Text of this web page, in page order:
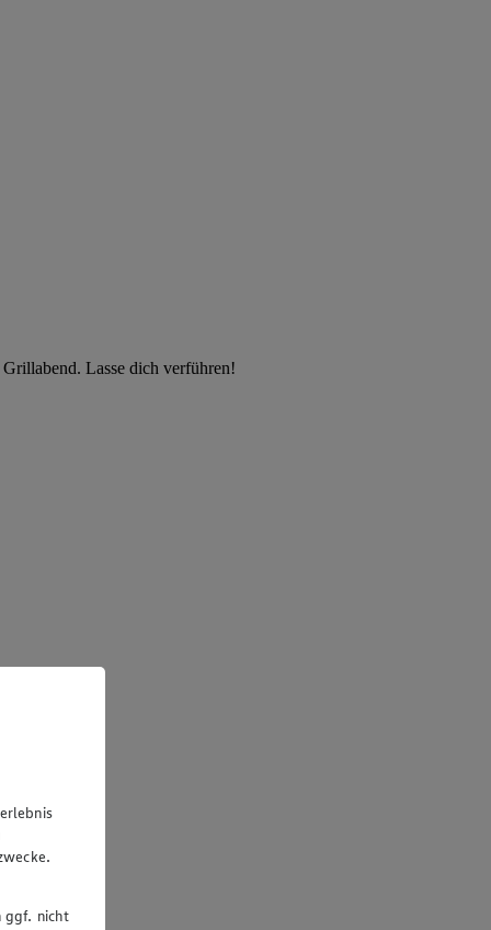
Lasse dich verführen!
ggf. nicht